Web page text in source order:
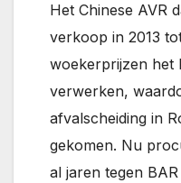
Het Chinese AVR
verkoop in 2013
woekerprijzen het
verwerken,
afvalscheiding in
gekomen. Nu
al jaren tegen